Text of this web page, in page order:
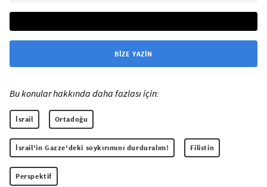
BIZE YAZIN
Bu konular hakkında daha fazlası için:
İsrail Ortadoğu
İsrail'in Gazze'deki soykırımını durduralım! Filistin
Perspektif